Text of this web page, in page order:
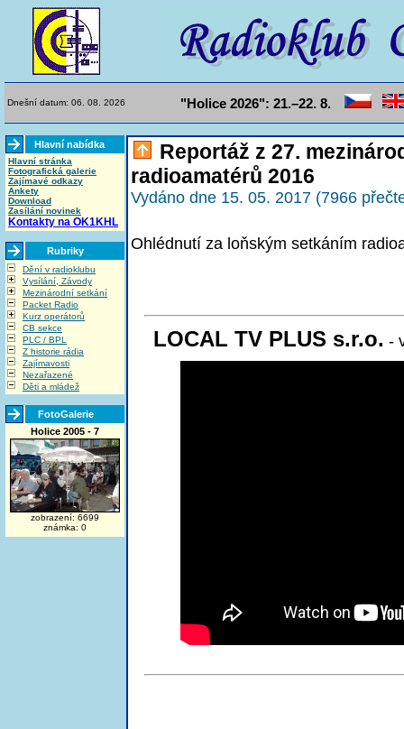
Dnešní datum: 06. 08. 2026 "Holice 2026": 21.–22. 8.
Hlavní nabídka
Hlavní stránka
Fotografická galerie
Zajímavé odkazy
Ankety
Download
Zasílání novinek
Kontakty na OK1KHL
Rubriky
Dění v radioklubu
Vysílání, Závody
Mezinárodní setkání
Packet Radio
Kurz operátorů
CB sekce
PLC / BPL
Z historie rádia
Zajímavosti
Nezařazené
Děti a mládež
FotoGalerie
Holice 2005 - 7
zobrazení: 6699
známka: 0
Reportáž z 27.
radioamatérů 2016
Vydáno dne 15. 05. 2017 (7966
Ohlédnutí za loňským setkáním
LOCAL TV PLUS s.r.o. -